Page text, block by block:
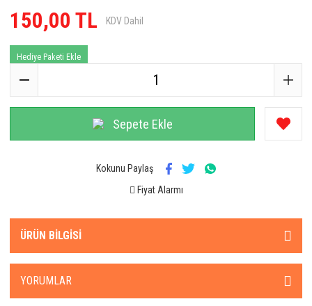
150,00 TL KDV Dahil
Hediye Paketi Ekle
Sepete Ekle
Kokunu Paylaş
Fiyat Alarmı
ÜRÜN BILGISI
YORUMLAR